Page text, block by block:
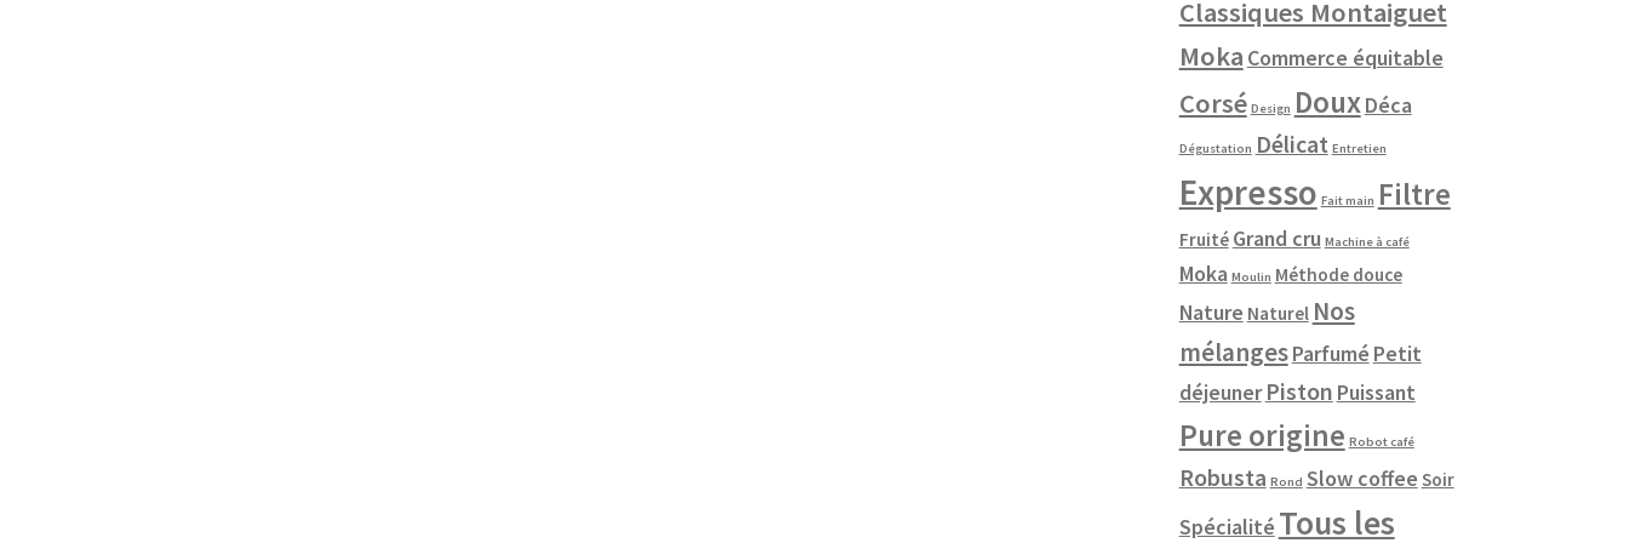
Classiques Montaiguet
Moka Commerce équitable
Corsé Design DouxDéca
Dégustation Délicat Entretien
Expresso Fait main Filtre
Fruité Grand cru Machine à café
Moka Moulin Méthode douce
Nature Naturel Nos
mélangesParfumé Petit
déjeuner Piston Puissant
Pure origine Robot café
Robusta Rond Slow coffee Soir
Spécialité Tous les